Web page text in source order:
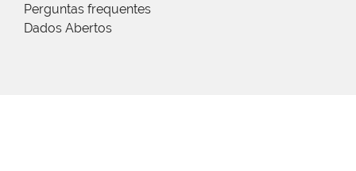
Perguntas frequentes
Dados Abertos